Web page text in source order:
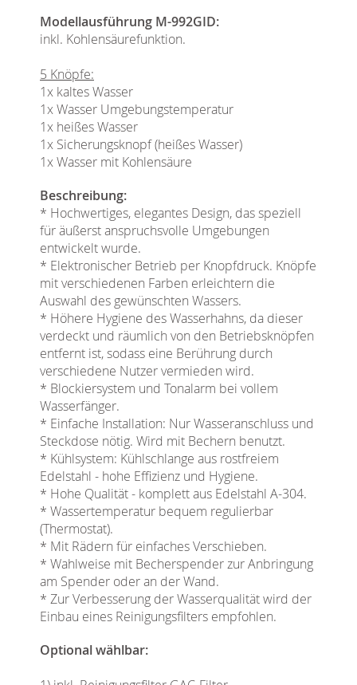
Modellausführung M-992GID:
inkl. Kohlensäurefunktion.
5 Knöpfe:
1x kaltes Wasser
1x Wasser Umgebungstemperatur
1x heißes Wasser
1x Sicherungsknopf (heißes Wasser)
1x Wasser mit Kohlensäure
Beschreibung:
* Hochwertiges, elegantes Design, das speziell
für äußerst anspruchsvolle Umgebungen
entwickelt wurde.
* Elektronischer Betrieb per Knopfdruck. Knöpfe
mit verschiedenen Farben erleichtern die
Auswahl des gewünschten Wassers.
* Höhere Hygiene des Wasserhahns, da dieser
verdeckt und räumlich von den Betriebsknöpfen
entfernt ist, sodass eine Berührung durch
verschiedene Nutzer vermieden wird.
* Blockiersystem und Tonalarm bei vollem
Wasserfänger.
* Einfache Installation: Nur Wasseranschluss und
Steckdose nötig. Wird mit Bechern benutzt.
* Kühlsystem: Kühlschlange aus rostfreiem
Edelstahl - hohe Effizienz und Hygiene.
* Hohe Qualität - komplett aus Edelstahl A-304.
* Wassertemperatur bequem regulierbar
(Thermostat).
* Mit Rädern für einfaches Verschieben.
* Wahlweise mit Becherspender zur Anbringung
am Spender oder an der Wand.
* Zur Verbesserung der Wasserqualität wird der
Einbau eines Reinigungsfilters empfohlen.
Optional wählbar: